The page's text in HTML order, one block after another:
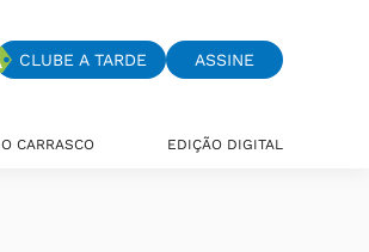
CLUBE A TARDE ASSINE
O CARRASCO EDIÇÃO DIGITAL